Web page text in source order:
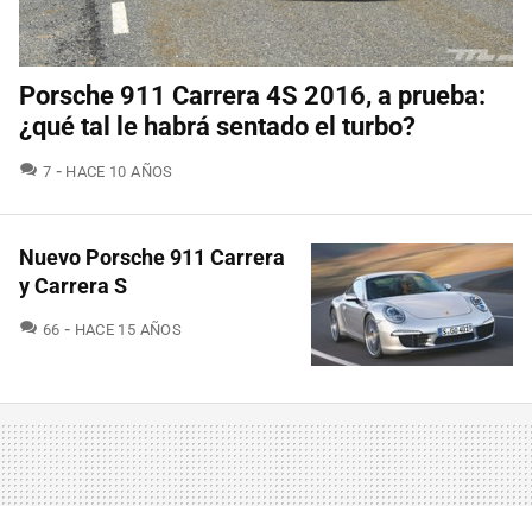
Porsche 911 Carrera 4S 2016, a prueba:
¿qué tal le habrá sentado el turbo?
7 COMENTARIOS
HACE 10 AÑOS
Nuevo Porsche 911 Carrera
y Carrera S
66 COMENTARIOS
HACE 15 AÑOS